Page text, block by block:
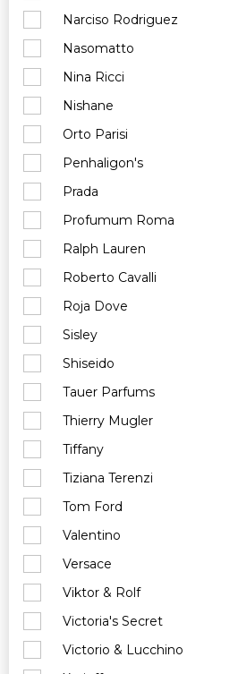
Narciso Rodriguez
Nasomatto
Nina Ricci
Nishane
Orto Parisi
Penhaligon's
Prada
Profumum Roma
Ralph Lauren
Roberto Cavalli
Roja Dove
Sisley
Shiseido
Tauer Parfums
Thierry Mugler
Tiffany
Tiziana Terenzi
Tom Ford
Valentino
Versace
Viktor & Rolf
Victoria's Secret
Victorio & Lucchino